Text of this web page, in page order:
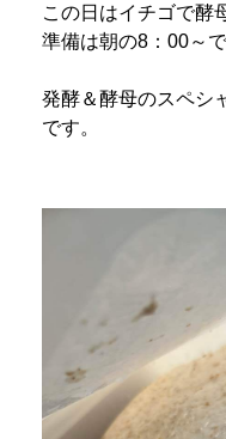
この日はイチゴで酵
準備は朝の8：00～
発酵＆酵母のスペシ
です。